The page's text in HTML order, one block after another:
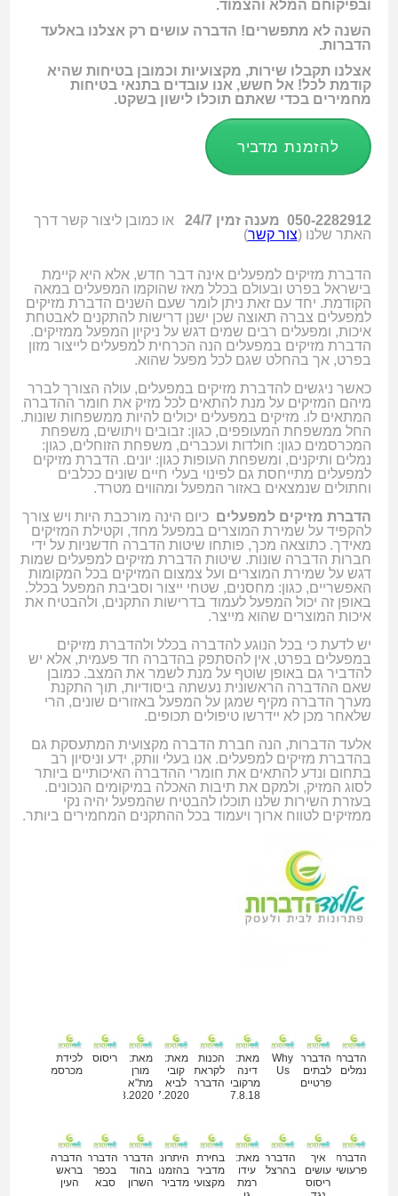
ובפיקוחם המלא והצמוד.
השנה לא מתפשרים! הדברה עושים רק אצלנו באלעד
הדברות.
אצלנו תקבלו שירות, מקצועיות וכמובן בטיחות שהיא
קודמת לכל! אל חשש, אנו עובדים בתנאי בטיחות
מחמירים בכדי שאתם תוכלו לישון בשקט.
להזמנת מדביר
050-2282912 מענה זמין 24/7
או כמובן ליצור קשר דרך
האתר שלנו (צור קשר)
הדברת מזיקים למפעלים אינה דבר חדש, אלא היא קיימת
בישראל בפרט ובעולם בכלל מאז שהוקמו המפעלים במאה
הקודמת. יחד עם זאת ניתן לומר שעם השנים הדברת מזיקים
למפעלים צברה תאוצה שכן ישנן דרישות להתקנים לאבטחת
איכות, ומפעלים רבים שמים דגש על ניקיון המפעל ממזיקים.
הדברת מזיקים במפעלים הנה הכרחית למפעלים לייצור מזון
בפרט, אך בהחלט שגם לכל מפעל שהוא.
כאשר ניגשים להדברת מזיקים במפעלים, עולה הצורך לברר
מיהם המזיקים על מנת להתאים לכל מזיק את חומר ההדברה
המתאים לו. מזיקים במפעלים יכולים להיות ממשפחות שונות.
החל ממשפחת המעופפים, כגון: זבובים ויתושים, משפחת
המכרסמים כגון: חולדות ועכברים, משפחת הזוחלים, כגון:
נמלים ותיקנים, ומשפחת העופות כגון: יונים. הדברת מזיקים
למפעלים מתייחסת גם לפינוי בעלי חיים שונים ככלבים
וחתולים שנמצאים באזור המפעל ומהווים מטרד.
הדברת מזיקים למפעלים כיום הינה מורכבת היות ויש צורך
להקפיד על שמירת המוצרים במפעל מחד, וקטילת המזיקים
מאידך. כתוצאה מכך, פותחו שיטות הדברה חדשניות על ידי
חברות הדברה שונות. שיטות הדברת מזיקים למפעלים שמות
דגש על שמירת המוצרים ועל צמצום המזיקים בכל המקומות
האפשריים, כגון: מחסנים, שטחי ייצור וסביבת המפעל בכלל.
באופן זה יכול המפעל לעמוד בדרישות התקנים, ולהבטיח את
איכות המוצרים שהוא מייצר.
יש לדעת כי בכל הנוגע להדברה בכלל ולהדברת מזיקים
במפעלים בפרט, אין להסתפק בהדברה חד פעמית, אלא יש
להדביר גם באופן שוטף על מנת לשמר את המצב. כמובן
שאם ההדברה הראשונית נעשתה ביסודיות, תוך התקנת
מערך הדברה מקיף שמגן על המפעל באזורים שונים, הרי
שלאחר מכן לא יידרשו טיפולים תכופים.
אלעד הדברות, הנה חברת הדברה מקצועית המתעסקת גם
בהדברת מזיקים למפעלים. אנו בעלי וותק, ידע וניסיון רב
בתחום ונדע להתאים את חומרי ההדברה האיכותיים ביותר
לסוג המזיק, ולמקם את תיבות האכלה במיקומים הנכונים.
בעזרת השירות שלנו תוכלו להבטיח שהמפעל יהיה נקי
ממזיקים לטווח ארוך ויעמוד בכל ההתקנים המחמירים ביותר.
הדברת
נמלים
הדברה
לבתים
פרטיים
Why
Us
מאת:
דינה
מרקוביץ
27.8.18
הכנות
לקראת
הדברה
מאת:
קובי
לביא
09.07.2020
מאת:
מורן
מת"א
12.08.2020
ריסוס
לכידת
מכרסמים
הדברת
פרעושים
איך
עושים
ריסוס
הדברה
בהרצליה
מאת:
עידו
רמת
בחירת
מדביר
מקצועי
היתרונות
בהזמנת
מדביר
הדברה
בהוד
השרון
הדברה
בכפר
סבא
הדברה
בראש
העין